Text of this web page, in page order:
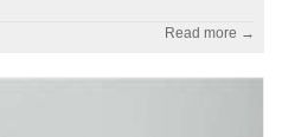
Read more →